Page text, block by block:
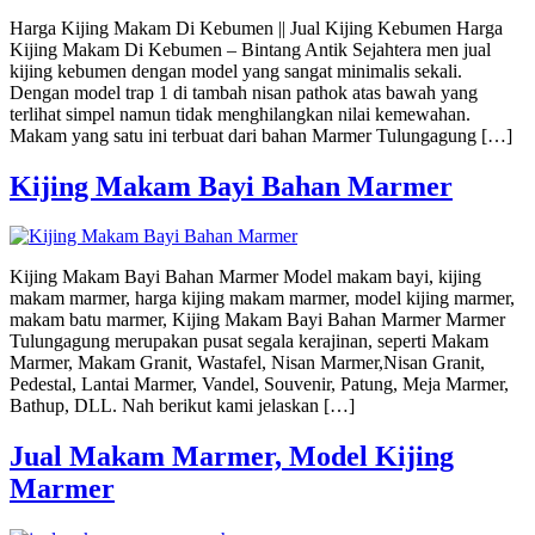
Harga Kijing Makam Di Kebumen || Jual Kijing Kebumen Harga
Kijing Makam Di Kebumen – Bintang Antik Sejahtera men jual
kijing kebumen dengan model yang sangat minimalis sekali.
Dengan model trap 1 di tambah nisan pathok atas bawah yang
terlihat simpel namun tidak menghilangkan nilai kemewahan.
Makam yang satu ini terbuat dari bahan Marmer Tulungagung […]
Kijing Makam Bayi Bahan Marmer
Kijing Makam Bayi Bahan Marmer Model makam bayi, kijing
makam marmer, harga kijing makam marmer, model kijing marmer,
makam batu marmer, Kijing Makam Bayi Bahan Marmer Marmer
Tulungagung merupakan pusat segala kerajinan, seperti Makam
Marmer, Makam Granit, Wastafel, Nisan Marmer,Nisan Granit,
Pedestal, Lantai Marmer, Vandel, Souvenir, Patung, Meja Marmer,
Bathup, DLL. Nah berikut kami jelaskan […]
Jual Makam Marmer, Model Kijing
Marmer